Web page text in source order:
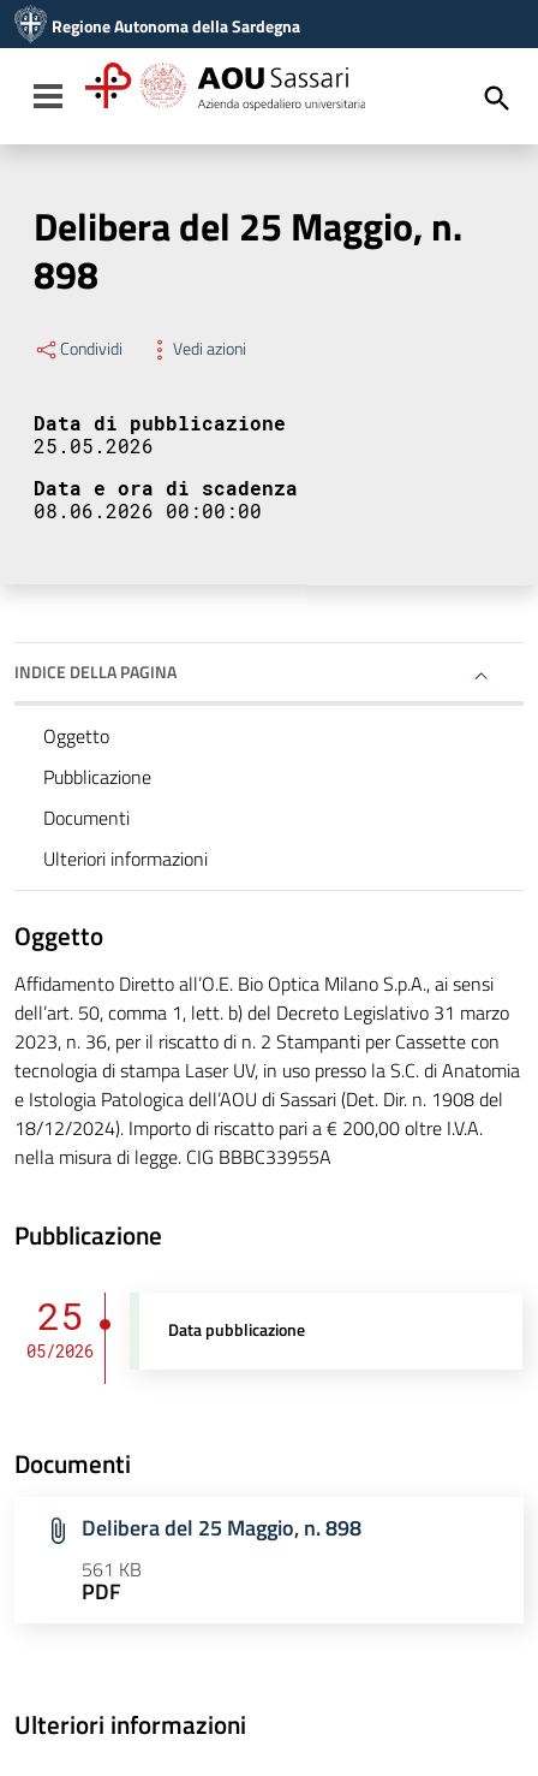
Vai al menu di navigazione
Vai al footer
Regione Autonoma della Sardegna
Toggle navigation
Delibera del 25 Maggio, n.
898
Condividi Vedi azioni
Data di pubblicazione
25.05.2026
Data e ora di scadenza
08.06.2026 00:00:00
INDICE DELLA PAGINA
Oggetto
Pubblicazione
Documenti
Ulteriori informazioni
Oggetto
Affidamento Diretto all’O.E. Bio Optica Milano S.p.A., ai sensi
dell’art. 50, comma 1, lett. b) del Decreto Legislativo 31 marzo
2023, n. 36, per il riscatto di n. 2 Stampanti per Cassette con
tecnologia di stampa Laser UV, in uso presso la S.C. di Anatomia
e Istologia Patologica dell’AOU di Sassari (Det. Dir. n. 1908 del
18/12/2024). Importo di riscatto pari a € 200,00 oltre I.V.A.
nella misura di legge. CIG BBBC33955A
Pubblicazione
25
05/2026
Data pubblicazione
Documenti
Delibera del 25 Maggio, n. 898
561 KB
PDF
Ulteriori informazioni